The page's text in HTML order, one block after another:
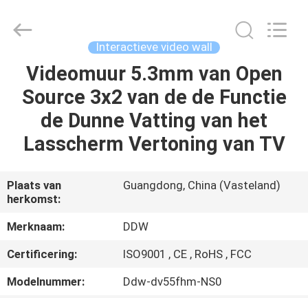
HUIS
PRODUCTEN
ONS
FABRIEKSREIS
KWALITEITSCONTROLE
Rights
Interactieve video wall
Videomuur 5.3mm van Open
Source 3x2 van de de Functie
de Dunne Vatting van het
Lasscherm Vertoning van TV
Plaats van
herkomst:
Guangdong, China (Vasteland)
Merknaam:
DDW
Certificering:
ISO9001 , CE , RoHS , FCC
Modelnummer:
Ddw-dv55fhm-NS0